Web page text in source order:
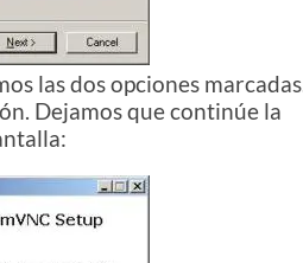
las dos opciones marcadas.
Dejamos que continúe la